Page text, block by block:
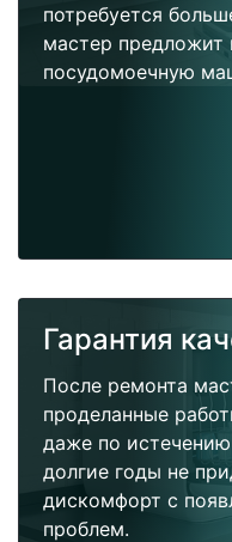
потребуется
мастер предложит
посудомоечную
Гарантия
После ремонта
проделанные
даже по
долгие годы не
дискомфорт с
проблем.